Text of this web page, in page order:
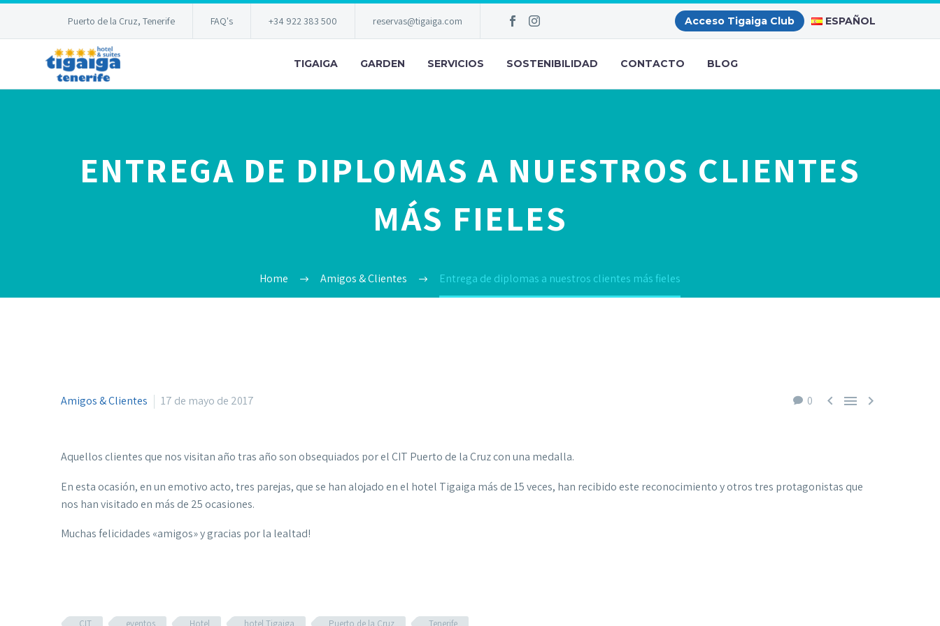
Puerto de la Cruz, Tenerife FAQ's +34 922 383 500 reservas@tigaiga.com Acceso Tigaiga Club ESPAÑOL
TIGAIGA GARDEN SERVICIOS SOSTENIBILIDAD CONTACTO BLOG
ENTREGA DE DIPLOMAS A NUESTROS CLIENTES
MÁS FIELES
Home Amigos & Clientes Entrega de diplomas a nuestros clientes más fieles
0   
Amigos & Clientes 17 de mayo de 2017
Aquellos clientes que nos visitan año tras año son obsequiados por el CIT Puerto de la Cruz con una medalla.
En esta ocasión, en un emotivo acto, tres parejas, que se han alojado en el hotel Tigaiga más de 15 veces, han recibido este reconocimiento y otros tres protagonistas que
nos han visitado en más de 25 ocasiones.
Muchas felicidades «amigos» y gracias por la lealtad!
CIT eventos Hotel hotel Tigaiga Puerto de la Cruz Tenerife